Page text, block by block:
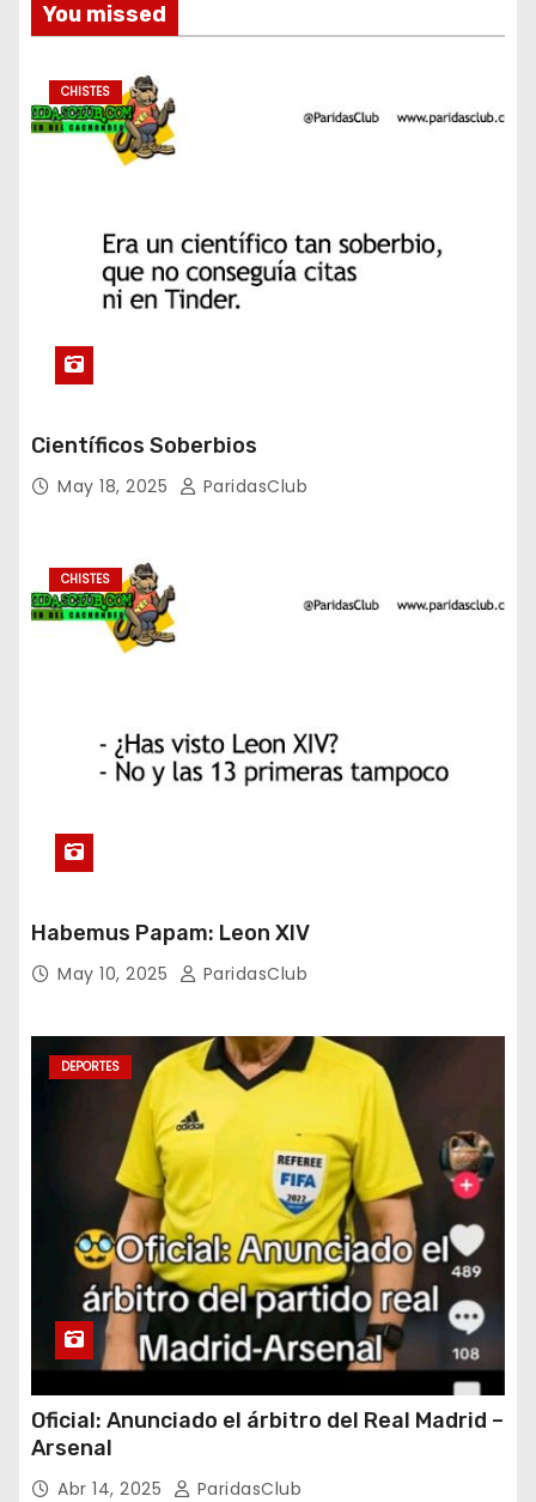
You missed
CHISTES
Científicos Soberbios
May 18, 2025 ParidasClub
CHISTES
Habemus Papam: Leon XIV
May 10, 2025 ParidasClub
DEPORTES
Oficial: Anunciado el árbitro del Real Madrid –
Arsenal
Abr 14, 2025 ParidasClub